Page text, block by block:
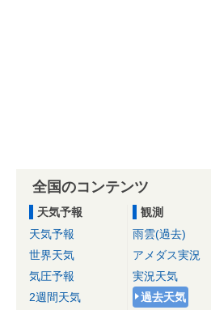
全国のコンテンツ
天気予報
天気予報
世界天気
気圧予報
2週間天気
観測
雨雲(過去)
アメダス実況
実況天気
過去天気